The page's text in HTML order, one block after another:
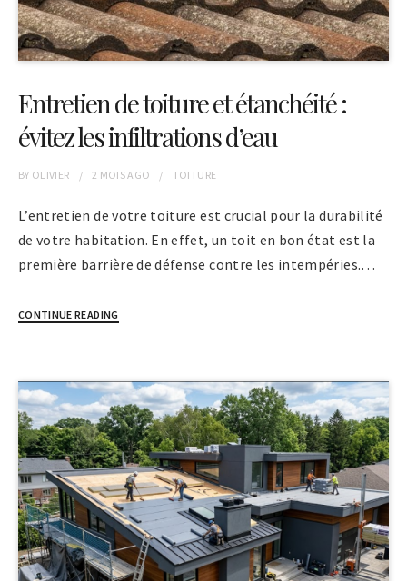
Entretien de toiture et étanchéité :
évitez les infiltrations d’eau
BY OLIVIER 2 MOISAGO TOITURE
L’entretien de votre toiture est crucial pour la durabilité
de votre habitation. En effet, un toit en bon état est la
première barrière de défense contre les intempéries.…
CONTINUE READING